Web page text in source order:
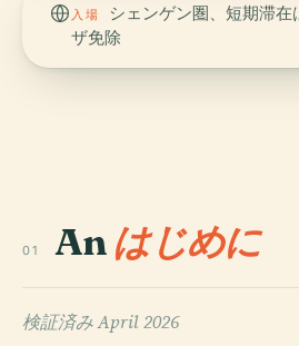
入場
シェンゲン圏、短期滞
ザ免除
01 Anはじめに
検証済みApril 2026